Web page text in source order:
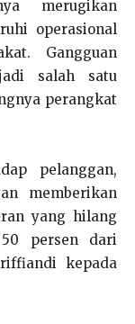
merugikan
operasional
Gangguan
salah satu
perangkat
pelanggan,
memberikan
yang hilang
persen dari
kepada